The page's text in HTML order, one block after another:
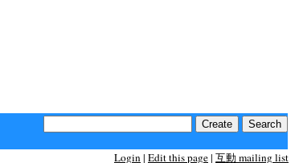
Login| Edit this page| 互動 mailing list